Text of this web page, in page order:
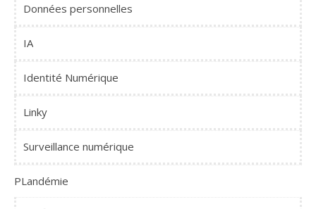
Données personnelles
IA
Identité Numérique
Linky
Surveillance numérique
PLandémie